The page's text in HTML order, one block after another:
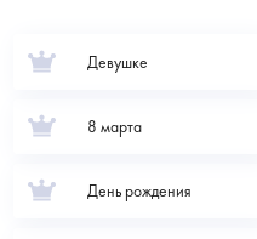
Девушке
8 марта
День рождения